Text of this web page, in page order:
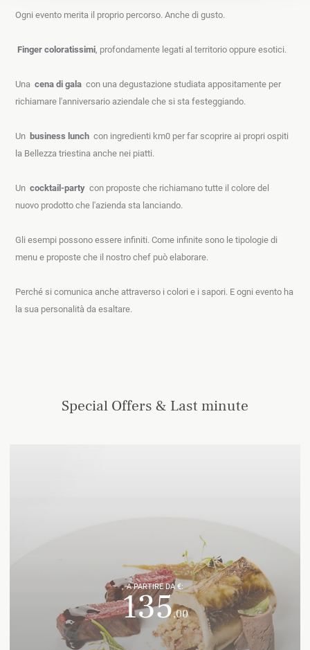
Ogni evento merita il proprio percorso. Anche di gusto.
Finger coloratissimi, profondamente legati al territorio oppure esotici.
Una cena di gala
  con una degustazione studiata appositamente per
richiamare l'anniversario aziendale che si sta festeggiando.
Un business lunch
  con ingredienti km0 per far scoprire ai propri ospiti
la Bellezza triestina anche nei piatti.
Un cocktail-party
  con proposte che richiamano tutte il colore del
nuovo prodotto che l'azienda sta lanciando.
Gli esempi possono essere infiniti. Come infinite sono le tipologie di
menu e proposte che il nostro chef può elaborare.
Perché si comunica anche attraverso i colori e i sapori. E ogni evento ha
la sua personalità da esaltare.
Special Offers & Last minute
A PARTIRE DA €:
135,00